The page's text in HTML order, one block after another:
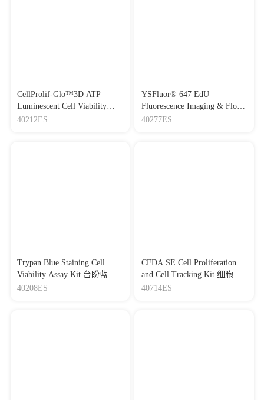
CellProlif-Glo™3D ATP
Luminescent Cell Viability
Assay Kit CellProlif-Glo™3D
40212ES
YSFluor® 647 EdU
Fluorescence Imaging & Flow
Cytometry Assay kit
40277ES
Trypan Blue Staining Cell
Viability Assay Kit 台盼蓝染
色法细胞活力检测试剂盒
40208ES
CFDA SE Cell Proliferation
and Cell Tracking Kit 细胞增
殖与示踪检测试剂盒
40714ES